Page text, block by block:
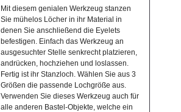
Mit diesem genialen Werkzeug stanzen
Sie mühelos Löcher in ihr Material in
denen Sie anschließend die Eyelets
befestigen. Einfach das Werkzeug an
ausgesuchter Stelle senkrecht platzieren,
andrücken, hochziehen und loslassen.
Fertig ist ihr Stanzloch. Wählen Sie aus 3
Größen die passende Lochgröße aus.
Verwenden Sie dieses Werkzeug auch für
alle anderen Bastel-Objekte, welche ein